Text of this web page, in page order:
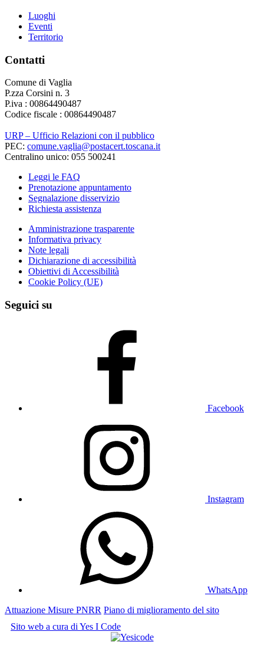
Luoghi
Eventi
Territorio
Contatti
Comune di Vaglia
P.zza Corsini n. 3
P.iva : 00864490487
Codice fiscale : 00864490487
URP – Ufficio Relazioni con il pubblico
PEC: comune.vaglia@postacert.toscana.it
Centralino unico: 055 500241
Leggi le FAQ
Prenotazione appuntamento
Segnalazione disservizio
Richiesta assistenza
Amministrazione trasparente
Informativa privacy
Note legali
Dichiarazione di accessibilità
Obiettivi di Accessibilità
Cookie Policy (UE)
Seguici su
Facebook
Instagram
WhatsApp
Attuazione Misure PNRR Piano di miglioramento del sito
Sito web a cura di Yes I Code